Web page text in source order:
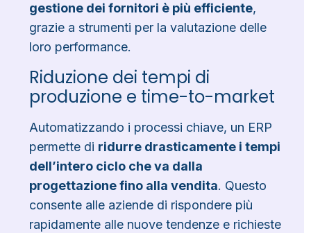
gestione dei fornitori è più efficiente,
grazie a strumenti per la valutazione delle
loro performance.
Riduzione dei tempi di
produzione e time-to-market
Automatizzando i processi chiave, un ERP
permette di ridurre drasticamente i tempi
dell’intero ciclo che va dalla
progettazione fino alla vendita. Questo
consente alle aziende di rispondere più
rapidamente alle nuove tendenze e richieste